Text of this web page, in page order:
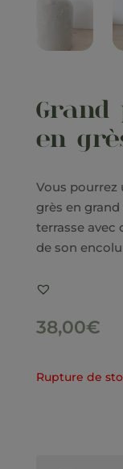
en
Vous pourrez
grès en
terrasse avec
de son
38,00€
Rupture de